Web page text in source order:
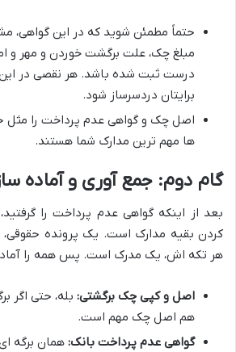
حتماً مطمئن شوید که در این گواهی،
مبلغ چک، علت برگشت خوردن و مهر و
درست ثبت شده باشد. هر نقصی در این
برایتان دردسرساز شود.
اصل چک و گواهی عدم پرداخت را مثل
ها مهم ترین مدارک شما هستند.
گام دوم: جمع آوری و آماده
بعد از اینکه گواهی عدم پرداخت را
کردن بقیه مدارک است. یک پرونده
هر تکه اش، یک مدرک است. پس همه را
اصل و کپی چک برگشتی: بله، حتی اگر
هم اصل چک مهم است.
گواهی عدم پرداخت بانک: همان برگه